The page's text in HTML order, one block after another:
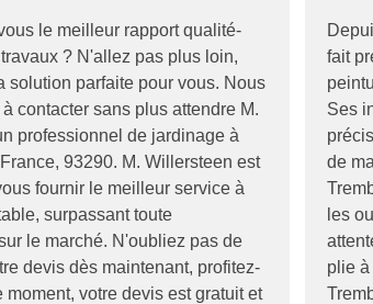
le meilleur rapport qualité-
? N'allez pas plus loin,
solution parfaite pour vous. Nous
contacter sans plus attendre M.
professionnel de jardinage à
93290. M. Willersteen est
fournir le meilleur service à
surpassant toute
le marché. N'oubliez pas de
devis dès maintenant, profitez-
moment, votre devis est gratuit et
fait
Ses
de
les
plie